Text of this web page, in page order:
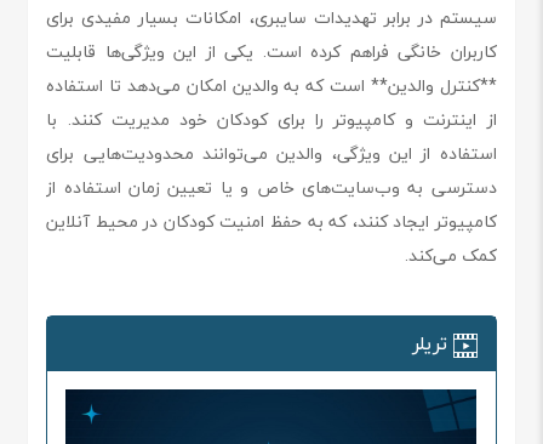
سیستم در برابر تهدیدات سایبری، امکانات بسیار مفیدی برای
کاربران خانگی فراهم کرده است. یکی از این ویژگی‌ها قابلیت
**کنترل والدین** است که به والدین امکان می‌دهد تا استفاده
از اینترنت و کامپیوتر را برای کودکان خود مدیریت کنند. با
استفاده از این ویژگی، والدین می‌توانند محدودیت‌هایی برای
دسترسی به وب‌سایت‌های خاص و یا تعیین زمان استفاده از
کامپیوتر ایجاد کنند، که به حفظ امنیت کودکان در محیط آنلاین
کمک می‌کند.
تریلر